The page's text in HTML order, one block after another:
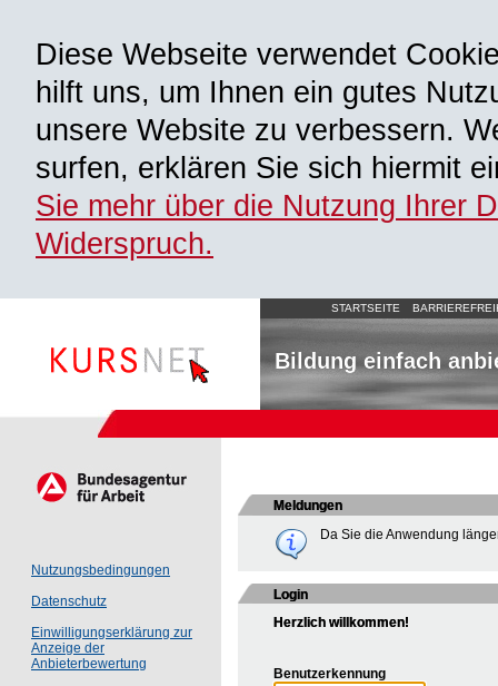
Diese Webseite verwendet
hilft uns, um Ihnen ein gutes
unsere Website zu verbessern.
surfen, erklären Sie sich hiermit
Sie mehr über die Nutzung Ihrer
Widerspruch.
STARTSEITE
Bildung einfach
Nutzungsbedingungen
Datenschutz
Einwilligungserklärung zur
Anzeige der
Anbieterbewertung
Meldungen
Da Sie die Anwendung
Login
Herzlich willkommen!
Benutzerkennung